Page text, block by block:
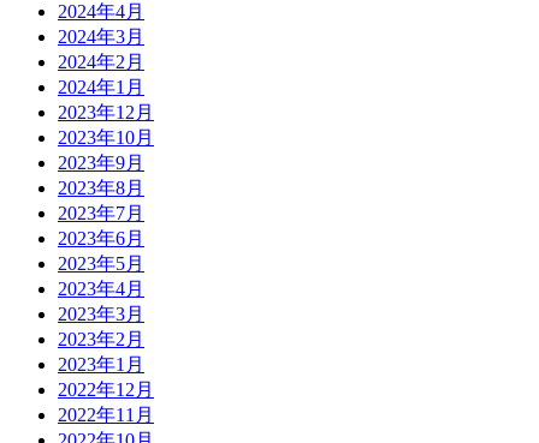
2024年4月
2024年3月
2024年2月
2024年1月
2023年12月
2023年10月
2023年9月
2023年8月
2023年7月
2023年6月
2023年5月
2023年4月
2023年3月
2023年2月
2023年1月
2022年12月
2022年11月